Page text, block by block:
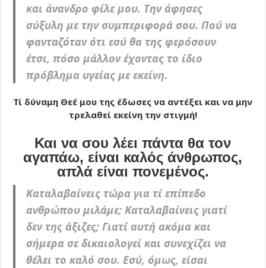
και άνανδρο φίλε μου. Την άφησες
σύξυλη με την συμπεριφορά σου. Πού να
φανταζόταν ότι εσύ θα της φερόσουν
έτσι, πόσο μάλλον έχοντας το ίδιο
πρόβλημα υγείας με εκείνη.
Τί δύναμη Θεέ μου της έδωσες να αντέξει και να μην
τρελαθεί εκείνη την στιγμή!
Και να σου λέει πάντα θα τον
αγαπάω, είναι καλός άνθρωπος,
απλά είναι πονεμένος.
Καταλαβαίνεις τώρα για τί επίπεδο
ανθρώπου μιλάμε; Καταλαβαίνεις γιατί
δεν της άξιζες; Γιατί αυτή ακόμα και
σήμερα σε δικαιολογεί και συνεχίζει να
θέλει το καλό σου. Εσύ, όμως, είσαι